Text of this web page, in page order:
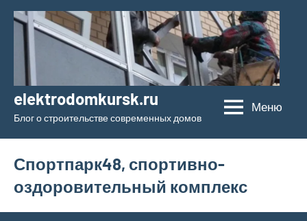
Перейти
содержимому
elektrodomkursk.ru
Блог о строительстве современных домов
Меню
Спортпарк48, спортивно-
оздоровительный комплекс